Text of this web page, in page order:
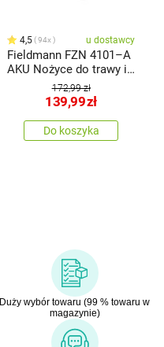
4,5 94x u dostawcy
Fieldmann FZN 4101–A
AKU Nożyce do trawy i
żywopłotu172,99 zł
139,99zł
Do koszyka
Duży wybór towaru (99 % towaru w
magazynie)